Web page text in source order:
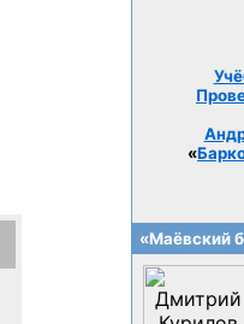
«
«Маёвский